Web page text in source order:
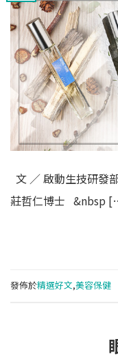
文 ∕ 啟動生技研發
莊哲仁博士 &nbsp
發佈於精選好文,美容保健